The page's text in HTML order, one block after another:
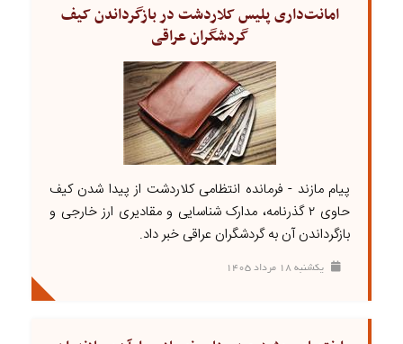
امانت‌داری پلیس کلاردشت در بازگرداندن کیف
گردشگران عراقی
پیام مازند - فرمانده انتظامی کلاردشت از پیدا شدن کیف
حاوی ۲ گذرنامه، مدارک شناسایی و مقادیری ارز خارجی و
بازگرداندن آن به گردشگران عراقی خبر داد.
يکشنبه ۱۸ مرداد ۱۴۰۵